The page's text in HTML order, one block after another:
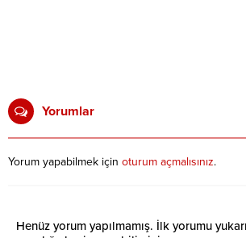
Yorumlar
Yorum yapabilmek için oturum açmalısınız.
Henüz yorum yapılmamış. İlk yorumu